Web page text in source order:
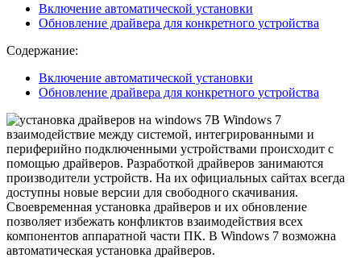
Включение автоматической установки
Обновление драйвера для конкретного устройства
Содержание:
Включение автоматической установки
Обновление драйвера для конкретного устройства
В Windows 7
взаимодействие между системой, интегрированными и
периферийно подключенными устройствами происходит с
помощью драйверов. Разработкой драйверов занимаются
производители устройств. На их официальных сайтах всегда
доступны новые версии для свободного скачивания.
Своевременная установка драйверов и их обновление
позволяет избежать конфликтов взаимодействия всех
компонентов аппаратной части ПК. В Windows 7 возможна
автоматическая установка драйверов.